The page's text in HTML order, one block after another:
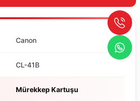
Canon
CL-41B
Mürekkep Kartuşu